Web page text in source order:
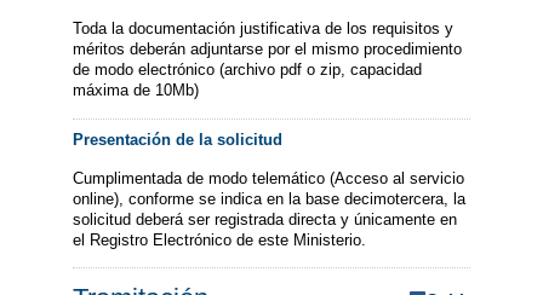
Toda la documentación justificativa de los requisitos y
méritos deberán adjuntarse por el mismo procedimiento
de modo electrónico (archivo pdf o zip, capacidad
máxima de 10Mb)
Presentación de la solicitud
Cumplimentada de modo telemático (Acceso al servicio
online), conforme se indica en la base decimotercera, la
solicitud deberá ser registrada directa y únicamente en
el Registro Electrónico de este Ministerio.